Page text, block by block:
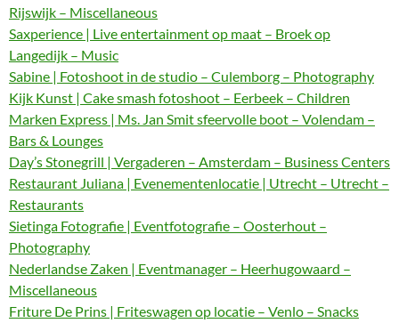
Rijswijk – Miscellaneous
Saxperience | Live entertainment op maat – Broek op
Langedijk – Music
Sabine | Fotoshoot in de studio – Culemborg – Photography
Kijk Kunst | Cake smash fotoshoot – Eerbeek – Children
Marken Express | Ms. Jan Smit sfeervolle boot – Volendam –
Bars & Lounges
Day’s Stonegrill | Vergaderen – Amsterdam – Business Centers
Restaurant Juliana | Evenementenlocatie | Utrecht – Utrecht –
Restaurants
Sietinga Fotografie | Eventfotografie – Oosterhout –
Photography
Nederlandse Zaken | Eventmanager – Heerhugowaard –
Miscellaneous
Friture De Prins | Friteswagen op locatie – Venlo – Snacks